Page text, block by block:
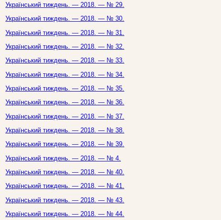
Український тиждень. — 2018. — № 29.
Український тиждень. — 2018. — № 30.
Український тиждень. — 2018. — № 31.
Український тиждень. — 2018. — № 32.
Український тиждень. — 2018. — № 33.
Український тиждень. — 2018. — № 34.
Український тиждень. — 2018. — № 35.
Український тиждень. — 2018. — № 36.
Український тиждень. — 2018. — № 37.
Український тиждень. — 2018. — № 38.
Український тиждень. — 2018. — № 39.
Український тиждень. — 2018. — № 4.
Український тиждень. — 2018. — № 40.
Український тиждень. — 2018. — № 41.
Український тиждень. — 2018. — № 43.
Український тиждень. — 2018. — № 44.